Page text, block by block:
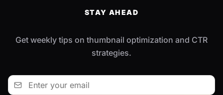
STAY AHEAD
Get weekly tips on thumbnail optimization and CTR
strategies.